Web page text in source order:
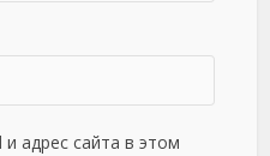
адрес сайта в этом